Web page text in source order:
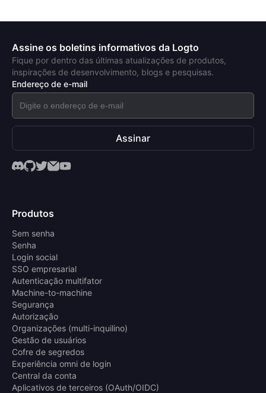
Assine os boletins informativos da Logto
Fique por dentro das últimas atualizações de produtos,
inspirações de desenvolvimento, blogs e pesquisas.
Endereço de e-mail
Assinar
Produtos
Sem senha
Senha
Login social
SSO empresarial
Autenticação multifator
Machine-to-machine
Segurança
Autorização
Organizações (multi-inquilino)
Gestão de usuários
Cofre de segredos
Experiência omni de login
Central da conta
Aplicativos de terceiros (OAuth/OIDC)